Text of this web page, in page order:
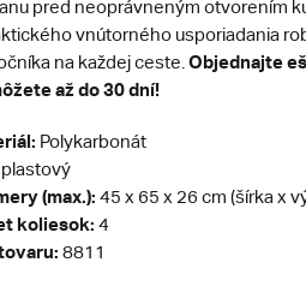
pred neoprávneným otvorením
vnútorného usporiadania
na každej ceste. Objednajte
až do 30 dní!
Polykarbonát
plastový
(max.): 45 x 65 x 26 cm (šírka x
koliesok: 4
8811